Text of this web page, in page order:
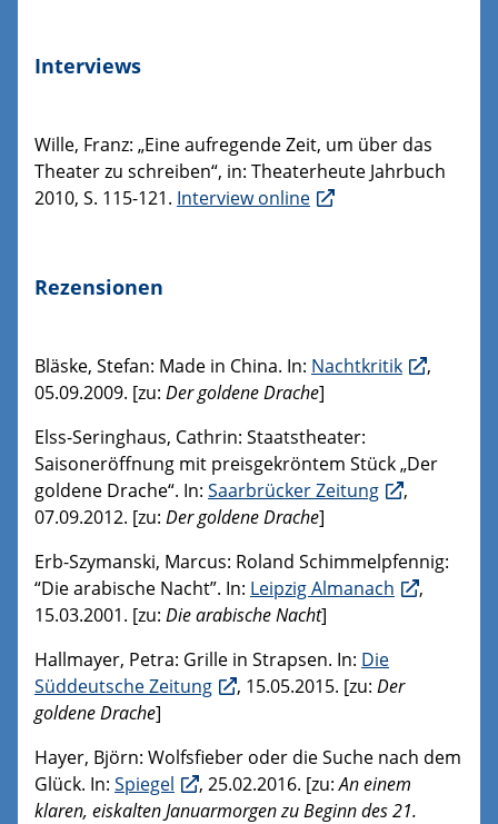
Interviews
Wille, Franz: „Eine aufregende Zeit, um über das
Theater zu schreiben“, in: Theaterheute Jahrbuch
2010, S. 115-121. Interview online
Rezensionen
Bläske, Stefan: Made in China. In: Nachtkritik
,
05.09.2009. [zu: Der goldene Drache]
Elss-Seringhaus, Cathrin: Staatstheater:
Saisoneröffnung mit preisgekröntem Stück „Der
goldene Drache“. In: Saarbrücker Zeitung
,
07.09.2012. [zu: Der goldene Drache]
Erb-Szymanski, Marcus: Roland Schimmelpfennig:
“Die arabische Nacht”. In: Leipzig Almanach
,
15.03.2001. [zu: Die arabische Nacht]
Hallmayer, Petra: Grille in Strapsen. In: Die
Süddeutsche Zeitung
, 15.05.2015. [zu: Der
goldene Drache]
Hayer, Björn: Wolfsfieber oder die Suche nach dem
Glück. In: Spiegel , 25.02.2016. [zu:An einem
klaren, eiskalten Januarmorgen zu Beginn des 21.